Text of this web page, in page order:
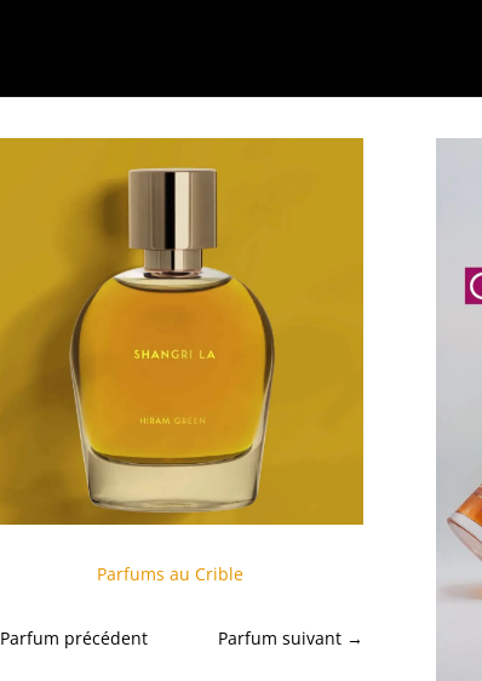
Parfums au Crible
Parfum précédent Parfum suivant →